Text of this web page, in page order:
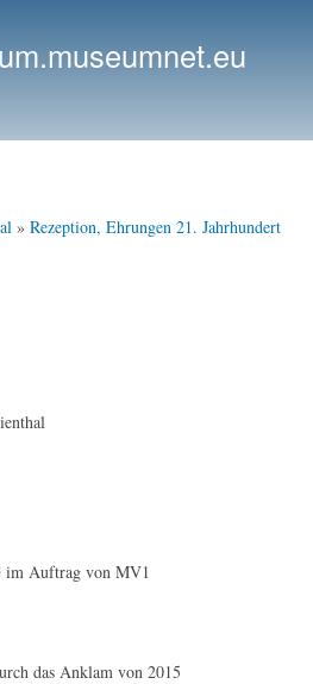
» Rezeption, Ehrungen 21. Jahrhundert
im Auftrag von MV1
das Anklam von 2015